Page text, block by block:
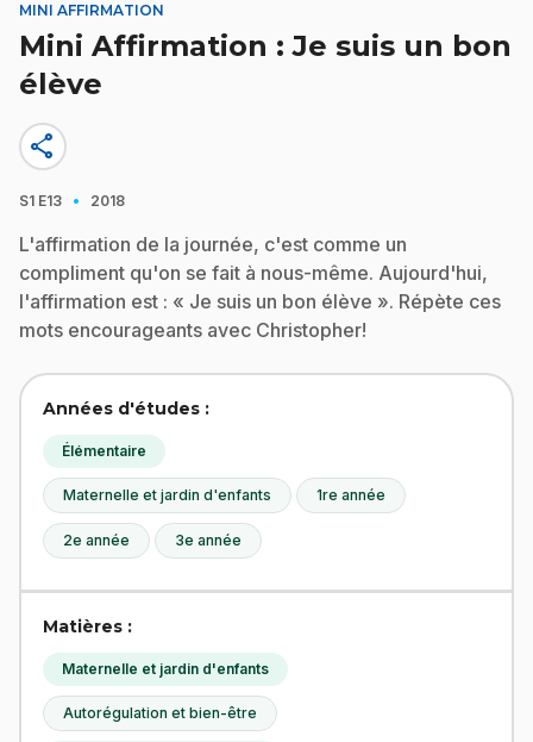
MINI AFFIRMATION
Mini Affirmation : Je suis un bon
élève
share
S1 E13 · 2018
L'affirmation de la journée, c'est comme un
compliment qu'on se fait à nous-même. Aujourd'hui,
l'affirmation est : « Je suis un bon élève ». Répète ces
mots encourageants avec Christopher!
Années d'études :
Élémentaire
Maternelle et jardin d'enfants 1re année
2e année 3e année
Matières :
Maternelle et jardin d'enfants
Autorégulation et bien-être